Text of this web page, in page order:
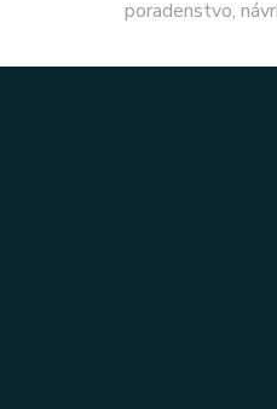
poradenstvo,